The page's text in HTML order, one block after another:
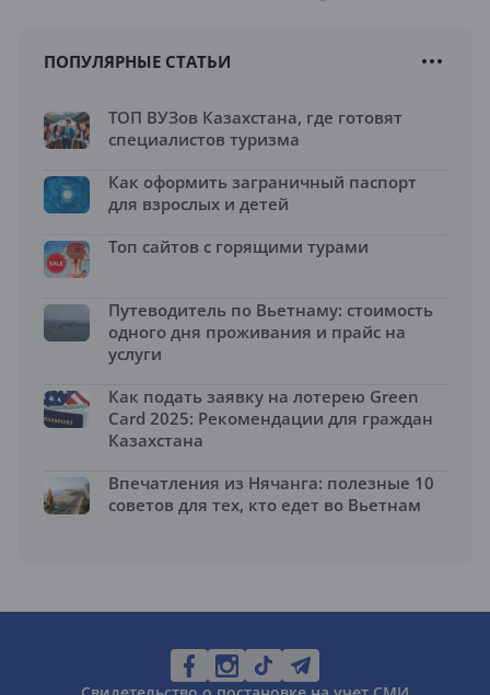
ПОПУЛЯРНЫЕ СТАТЬИ
ТОП ВУЗов Казахстана, где готовят
специалистов туризма
Как оформить заграничный паспорт
для взрослых и детей
Топ сайтов с горящими турами
Путеводитель по Вьетнаму: стоимость
одного дня проживания и прайс на
услуги
Как подать заявку на лотерею Green
Card 2025: Рекомендации для граждан
Казахстана
Впечатления из Нячанга: полезные 10
советов для тех, кто едет во Вьетнам